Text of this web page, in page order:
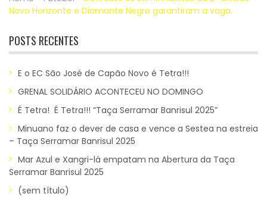
Novo Horizonte e Diamante Negro garantiram a vaga.
POSTS RECENTES
E o EC São José de Capão Novo é Tetra!!!
GRENAL SOLIDÁRIO ACONTECEU NO DOMINGO
É Tetra! É Tetra!!! “Taça Serramar Banrisul 2025”
Minuano faz o dever de casa e vence a Sestea na estreia
– Taça Serramar Banrisul 2025
Mar Azul e Xangri-lá empatam na Abertura da Taça
Serramar Banrisul 2025
(sem título)